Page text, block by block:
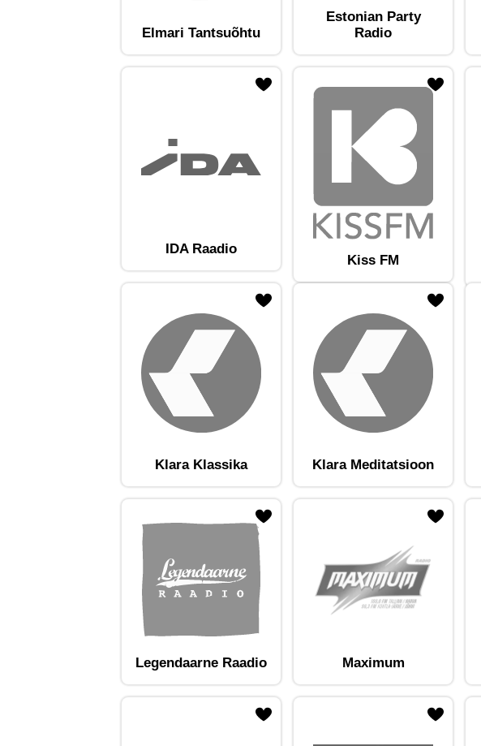
Elmari Tantsuõhtu
Estonian Party
Radio
IDA Raadio
Kiss FM
Lisa raadiojaam lemmikute hulkaLisa raadiojaam lemmikute hulka
Klara Klassika Klara Meditatsioon
Lisa raadiojaam lemmikute hulkaLisa raadiojaam lemmikute hulka
Legendaarne Raadio Maximum
Lisa raadiojaam lemmikute hulkaLisa raadiojaam lemmikute hulka
Lisa raadiojaam lemmikute hulkaLisa raadiojaam lemmikute hulka